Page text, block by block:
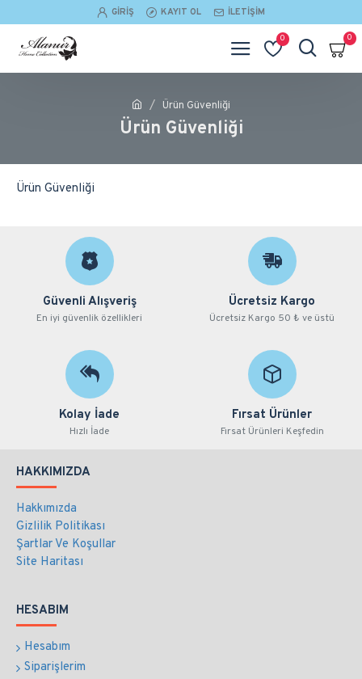
GIRIŞ KAYIT OL İLETIŞIM
0 0
Ürün Güvenliği
Ürün Güvenliği
Ürün Güvenliği
Güvenli Alışveriş
En iyi güvenlik özellikleri
Ücretsiz Kargo
Ücretsiz Kargo 50 ₺ ve üstü
Kolay İade
Hızlı İade
Fırsat Ürünler
Fırsat Ürünleri Keşfedin
HAKKIMIZDA
Hakkımızda
Gizlilik Politikası
Şartlar Ve Koşullar
Site Haritası
HESABIM
Hesabım
Siparişlerim